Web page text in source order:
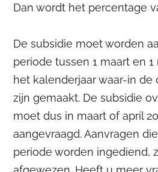
Dan wordt het percentage
De subsidie moet worden
periode tussen 1 maart en
het kalenderjaar waar-in de
zijn gemaakt. De subsidie
moet dus in maart of april
aangevraagd. Aanvragen
periode worden ingediend,